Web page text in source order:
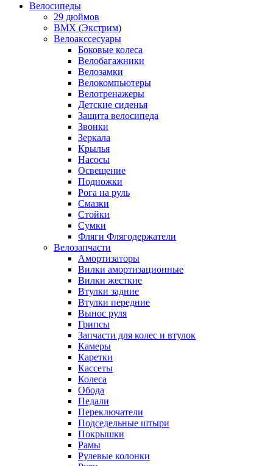
Велосипеды
29 дюймов
BMX (Экстрим)
Велоакссесуары
Боковые колеса
Велобагажники
Велозамки
Велокомпьютеры
Велотренажеры
Детские сиденья
Защита велосипеда
Звонки
Зеркала
Крылья
Насосы
Освещение
Подножки
Рога на руль
Смазки
Стойки
Сумки
Фляги Флягодержатели
Велозапчасти
Амортизаторы
Вилки амортизационные
Вилки жесткие
Втулки задние
Втулки передние
Вынос руля
Грипсы
Запчасти для колес и втулок
Камеры
Каретки
Кассеты
Колеса
Обода
Педали
Переключатели
Подседельные штыри
Покрышки
Рамы
Рулевые колонки